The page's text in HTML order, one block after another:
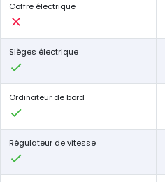
Coffre électrique
Sièges électrique
Ordinateur de bord
Régulateur de vitesse